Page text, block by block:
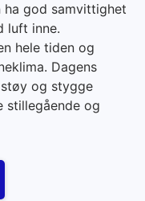
ha god samvittighet
luft inne.
hele tiden og
Dagens
og stygge
stillegående og